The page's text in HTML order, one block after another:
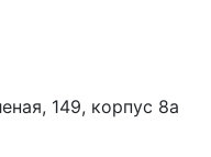
149, корпус 8а